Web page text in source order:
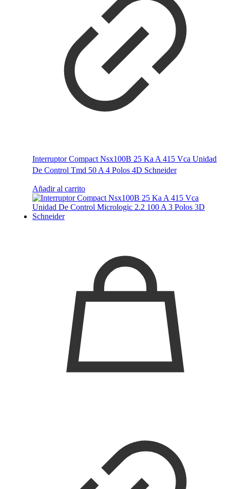
Interruptor Compact Nsx100B 25 Ka A 415 Vca Unidad
De Control Tmd 50 A 4 Polos 4D Schneider
Añadir al carrito